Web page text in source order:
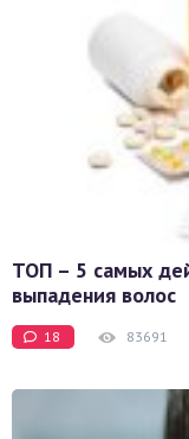
ТОП – 5 самых
выпадения волос
18 83691